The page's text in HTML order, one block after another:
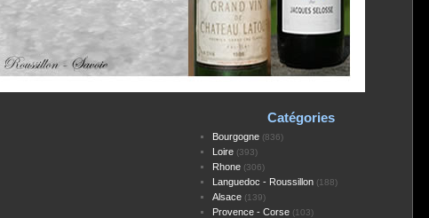
Catégories
Bourgogne(836)
Loire(393)
Rhone(306)
Languedoc - Roussillon(188)
Alsace(139)
Provence - Corse(103)